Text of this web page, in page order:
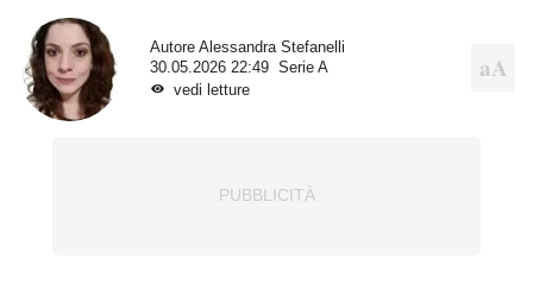
Autore Alessandra Stefanelli
30.05.2026 22:49
Serie A
vedi letture